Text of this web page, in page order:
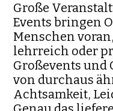
Große
Events bringen
Menschen
lehrreich oder
Großevents und
von durchaus
Achtsamkeit,